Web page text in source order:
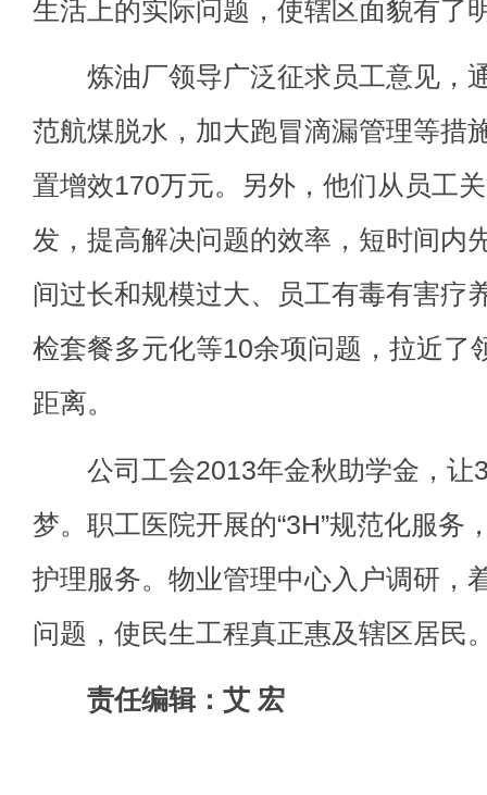
生活上的实际问题，使辖区面貌有了
炼油厂领导广泛征求员工意见，
范航煤脱水，加大跑冒滴漏管理等措
置增效170万元。另外，他们从员工
发，提高解决问题的效率，短时间内
间过长和规模过大、员工有毒有害疗
检套餐多元化等10余项问题，拉近了
距离。
公司工会2013年金秋助学金，让
梦。职工医院开展的“3H”规范化服务
护理服务。物业管理中心入户调研，
问题，使民生工程真正惠及辖区居民
责任编辑：艾 宏